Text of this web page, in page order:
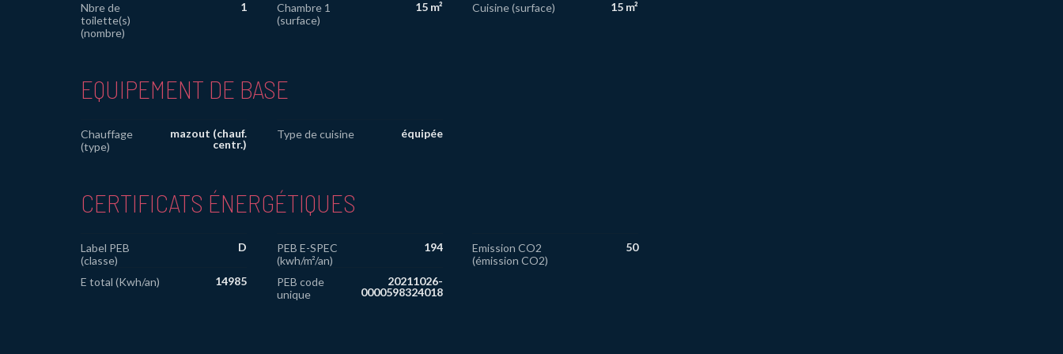
Nbre de
toilette(s)
(nombre)
1
Chambre 1
(surface)
15 m² Cuisine (surface) 15 m²
EQUIPEMENT DE BASE
Chauffage
(type)
mazout (chauf.
centr.)
Type de cuisine équipée
CERTIFICATS ÉNERGÉTIQUES
Label PEB
(classe)
D
PEB E-SPEC
(kwh/m²/an)
194
Emission CO2
(émission CO2)
50
E total (Kwh/an) 14985
PEB code
unique
20211026­
0000598324­01­8